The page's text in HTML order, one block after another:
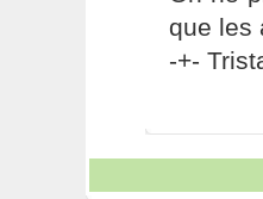
que les
-+-